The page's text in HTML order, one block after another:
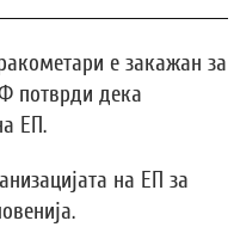
е закажан за
потврди дека
ЕП.
на ЕП за